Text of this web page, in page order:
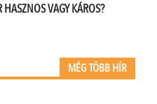
VAGY KÁROS?
MÉG TÖBB HÍR